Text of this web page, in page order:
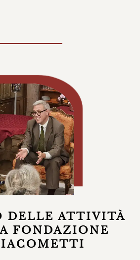
DELLE ATTIVITÀ
FONDAZIONE